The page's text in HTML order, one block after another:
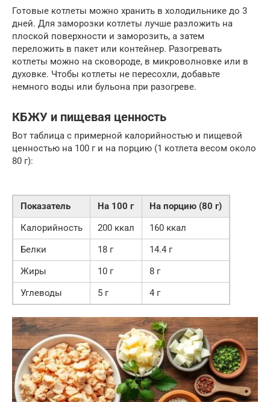
Готовые котлеты можно хранить в холодильнике до 3
дней. Для заморозки котлеты лучше разложить на
плоской поверхности и заморозить, а затем
переложить в пакет или контейнер. Разогревать
котлеты можно на сковороде, в микроволновке или в
духовке. Чтобы котлеты не пересохли, добавьте
немного воды или бульона при разогреве.
КБЖУ и пищевая ценность
Вот таблица с примерной калорийностью и пищевой
ценностью на 100 г и на порцию (1 котлета весом около
80 г):
Показатель На 100 г
На порцию (80 г)
Калорийность
200 ккал
160 ккал
Белки
18 г
14.4 г
Жиры
10 г
8 г
Углеводы
5 г 4 г